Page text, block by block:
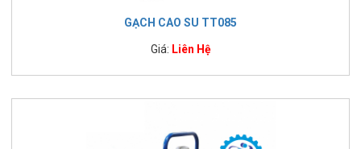
GẠCH CAO SU TT085
Giá: Liên Hệ